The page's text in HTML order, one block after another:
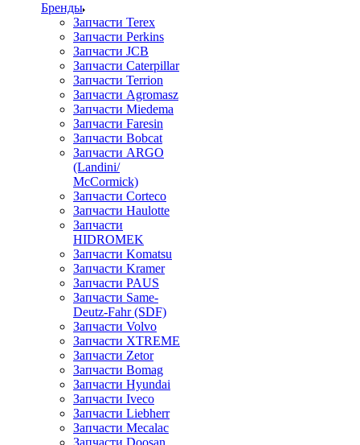
Бренды
Запчасти Terex
Запчасти Perkins
Запчасти JCB
Запчасти Caterpillar
Запчасти Terrion
Запчасти Agromasz
Запчасти Miedema
Запчасти Faresin
Запчасти Bobcat
Запчасти ARGO
(Landini/
McCormick)
Запчасти Corteco
Запчасти Haulotte
Запчасти
HIDROMEK
Запчасти Komatsu
Запчасти Kramer
Запчасти PAUS
Запчасти Same-
Deutz-Fahr (SDF)
Запчасти Volvo
Запчасти XTREME
Запчасти Zetor
Запчасти Bomag
Запчасти Hyundai
Запчасти Iveco
Запчасти Liebherr
Запчасти Mecalac
Запчасти Doosan